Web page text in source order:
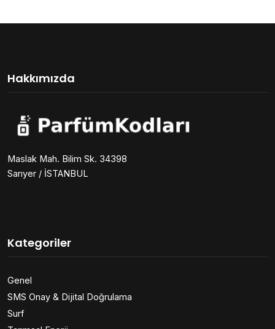
Hakkımızda
Maslak Mah. Bilim Sk. 34398
Sarıyer / İSTANBUL
Kategoriler
Genel
SMS Onay & Dijital Doğrulama
Surf